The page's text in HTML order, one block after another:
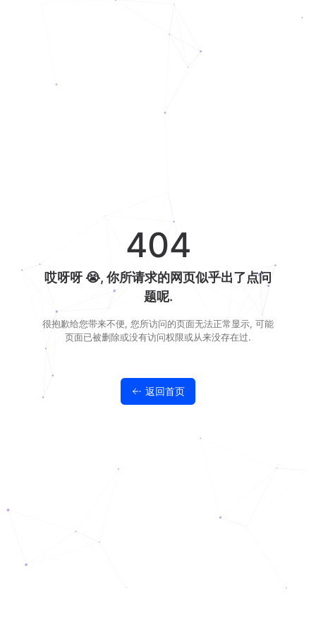
404
哎呀呀 😭, 你所请求的网页似乎出了点问
题呢.
很抱歉给您带来不便, 您所访问的页面无法正常显示, 可能
页面已被删除或没有访问权限或从来没存在过.
返回首页